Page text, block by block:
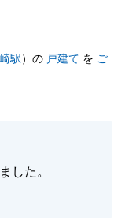
駅）の 戸建て を ご
した。